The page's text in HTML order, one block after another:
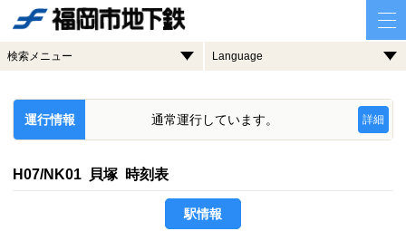
検索メニュー Language
運行情報 通常運行しています。 詳細
H07/NK01 貝塚 時刻表
駅情報